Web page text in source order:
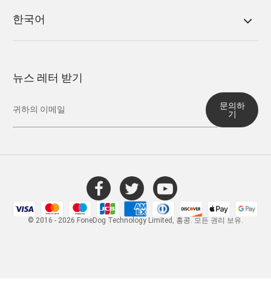
한국어
뉴스 레터 받기
문의하
기
© 2016 - 2026 FoneDog Technology Limited, 홍콩. 모든 권리 보유.